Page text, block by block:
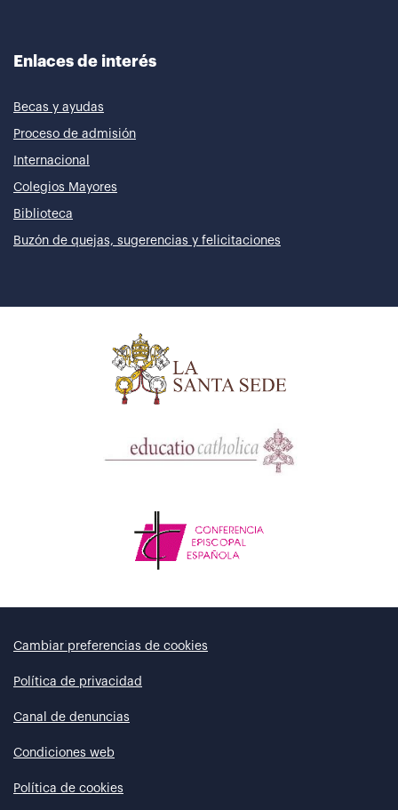
Enlaces de interés
Becas y ayudas
Proceso de admisión
Internacional
Colegios Mayores
Biblioteca
Buzón de quejas, sugerencias y felicitaciones
Cambiar preferencias de cookies
Política de privacidad
Canal de denuncias
Condiciones web
Política de cookies